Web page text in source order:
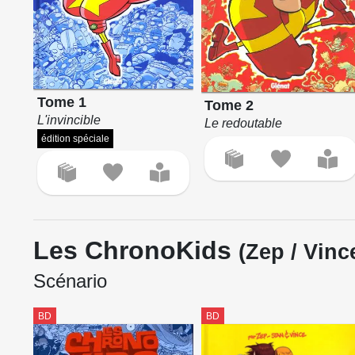
Tome 1
L'invincible
édition spéciale
Tome 2
Le redoutable
Les ChronoKids (Zep /
Scénario
BD BD